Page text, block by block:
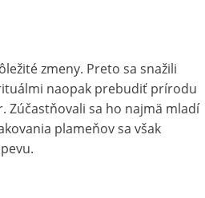
zmeny. Preto sa snažili
naopak prebudiť prírodu
Zúčastňovali sa ho najmä mladí
plameňov sa však